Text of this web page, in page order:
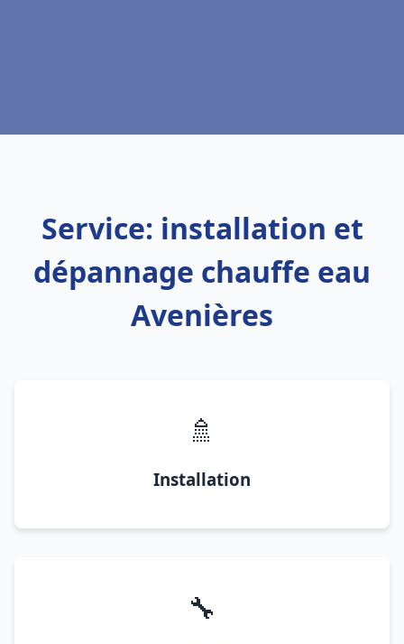
Service: installation et
dépannage chauffe eau
Avenières
🚿
Installation
🔧